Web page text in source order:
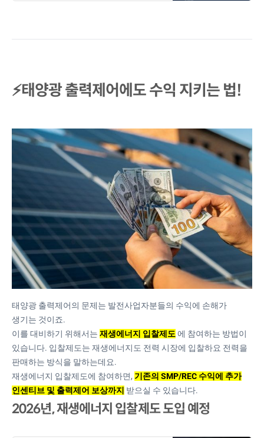
⚡태양광 출력제어에도 수익 지키는 법!
태양광 출력제어의 문제는 발전사업자분들의 수익에 손해가
생기는 것이죠.
이를 대비하기 위해서는 재생에너지 입찰제도 에 참여하는 방법이
있습니다. 입찰제도는 재생에너지도 전력 시장에 입찰하요 전력을
판매하는 방식을 말하는데요.
재생에너지 입찰제도에 참여하면, 기존의 SMP/REC 수익에 추가
인센티브 및 출력제어 보상까지 받으실 수 있습니다.
2026년, 재생에너지 입찰제도 도입 예정